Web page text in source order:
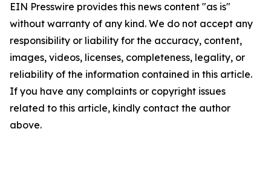
EIN Presswire provides this news content "as is"
without warranty of any kind. We do not accept any
responsibility or liability for the accuracy, content,
images, videos, licenses, completeness, legality, or
reliability of the information contained in this article.
If you have any complaints or copyright issues
related to this article, kindly contact the author
above.